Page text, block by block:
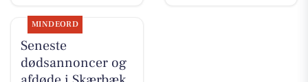
MINDEORD
Seneste
dødsannoncer og